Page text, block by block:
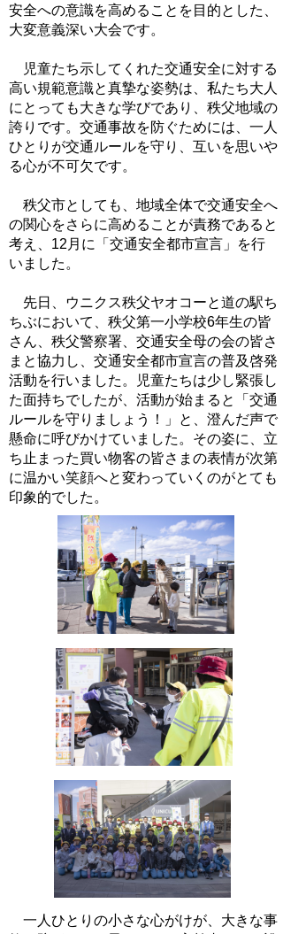
安全への意識を高めることを目的とした、
大変意義深い大会です。
児童たち示してくれた交通安全に対する
高い規範意識と真摯な姿勢は、私たち大人
にとっても大きな学びであり、秩父地域の
誇りです。交通事故を防ぐためには、一人
ひとりが交通ルールを守り、互いを思いや
る心が不可欠です。
秩父市としても、地域全体で交通安全へ
の関心をさらに高めることが責務であると
考え、12月に「交通安全都市宣言」を行
いました。
先日、ウニクス秩父ヤオコーと道の駅ち
ちぶにおいて、秩父第一小学校6年生の皆
さん、秩父警察署、交通安全母の会の皆さ
まと協力し、交通安全都市宣言の普及啓発
活動を行いました。児童たちは少し緊張し
た面持ちでしたが、活動が始まると「交通
ルールを守りましょう！」と、澄んだ声で
懸命に呼びかけていました。その姿に、立
ち止まった買い物客の皆さまの表情が次第
に温かい笑顔へと変わっていくのがとても
印象的でした。
一人ひとりの小さな心がけが、大きな事